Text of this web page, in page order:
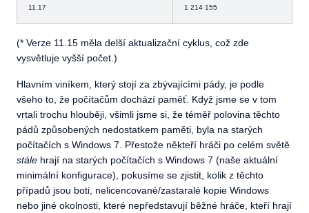
11.17 1 214 155
(* Verze 11.15 měla delší aktualizační cyklus, což zde
vysvětluje vyšší počet.)
Hlavním viníkem, který stojí za zbývajícími pády, je podle
všeho to, že počítačům dochází paměť. Když jsme se v tom
vrtali trochu hlouběji, všimli jsme si, že téměř polovina těchto
pádů způsobených nedostatkem paměti, byla na starých
počítačích s Windows 7. Přestože někteří hráči po celém světě
stále hrají na starých počítačích s Windows 7 (naše aktuální
minimální konfigurace), pokusíme se zjistit, kolik z těchto
případů jsou boti, nelicencované/zastaralé kopie Windows
nebo jiné okolnosti, které nepředstavují běžné hráče, kteří hrají